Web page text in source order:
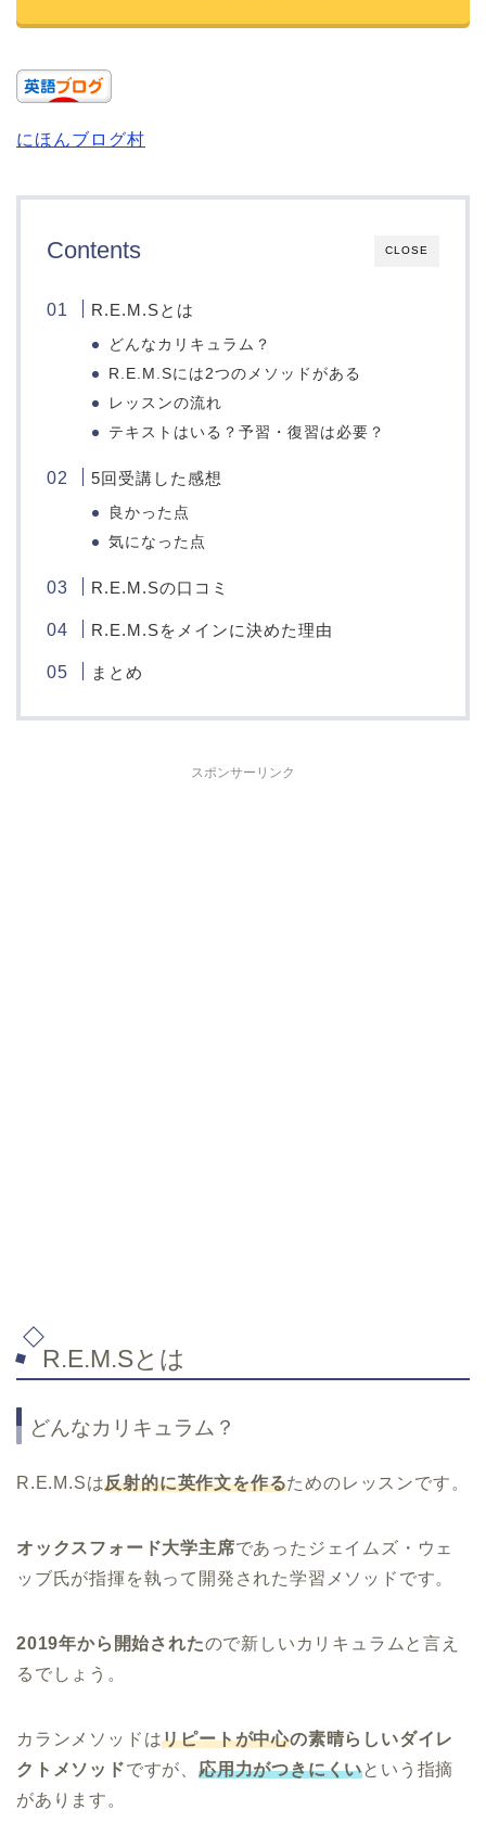
にほんブログ村
CLOSE
Contents
R.E.M.Sとは
どんなカリキュラム？
R.E.M.Sには2つのメソッドがある
レッスンの流れ
テキストはいる？予習・復習は必要？
5回受講した感想
良かった点
気になった点
R.E.M.Sの口コミ
R.E.M.Sをメインに決めた理由
まとめ
スポンサーリンク
R.E.M.Sとは
どんなカリキュラム？
R.E.M.Sは反射的に英作文を作るためのレッスンです。
オックスフォード大学主席であったジェイムズ・ウェ
ッブ氏が指揮を執って開発された学習メソッドです。
2019年から開始されたので新しいカリキュラムと言え
るでしょう。
カランメソッドはリピートが中心の素晴らしいダイレ
クトメソッドですが、応用力がつきにくいという指摘
があります。